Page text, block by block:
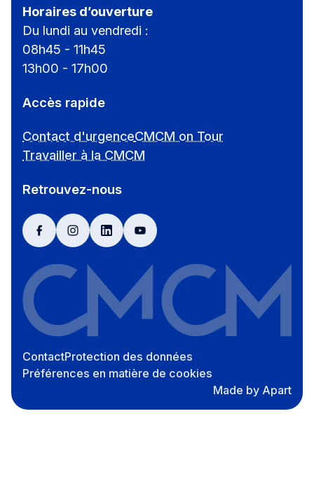
Horaires d’ouverture
Du lundi au vendredi :
08h45 - 11h45
13h00 - 17h00
Accès rapide
Contact d'urgenceCMCM on Tour
Travailler à la CMCM
Retrouvez-nous
facebookinstagramlinkedinyoutube
ContactProtection des données
Préférences en matière de cookies
Made by Apart